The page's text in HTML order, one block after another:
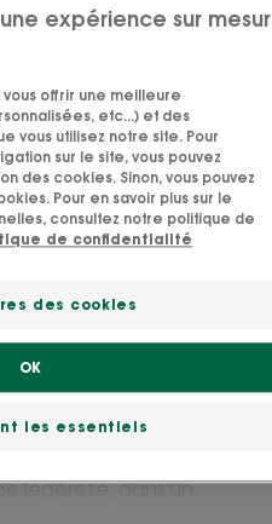
et légèreté au
des cheveux
cuir chevelu de l'excès
Sa formule
fréquent, associe un
agrume ancestral
légèreté, dans un
expérience sur
offrir une meilleure
etc...) et des
vous utilisez notre site. Pour
sur le site, vous pouvez
des cookies. Sinon, vous pouvez
Pour en savoir plus sur le
consultez notre politique de
de confidentialité
des cookies
les essentiels
OK